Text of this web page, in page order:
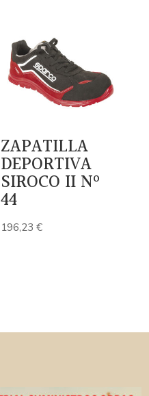
ZAPATILLA
DEPORTIVA
SIROCO II Nº
44
196,23€